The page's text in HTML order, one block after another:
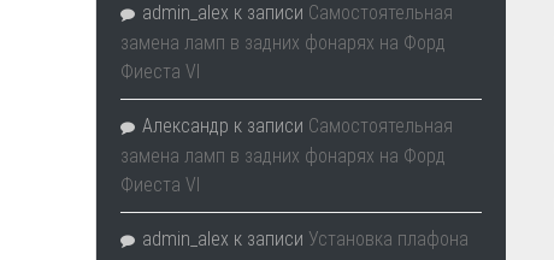
admin_alex к записи Самостоятельная
замена ламп в задних фонарях на Форд
Фиеста VI
Александр к записи Самостоятельная
замена ламп в задних фонарях на Форд
Фиеста VI
admin_alex к записи Установка плафона